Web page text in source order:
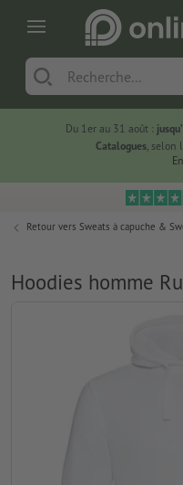
Du 1er au 31 août :
Catalogues, selon
Retour vers Sweats à capuche &
Hoodies homme